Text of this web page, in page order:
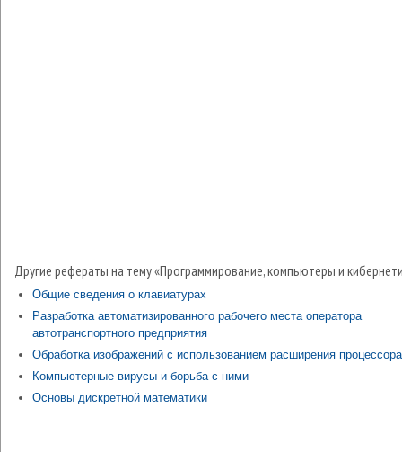
Другие рефераты на тему «Программирование, компьютеры и
Общие сведения о клавиатурах
Разработка автоматизированного рабочего места оператора
автотранспортного предприятия
Обработка изображений с использованием расширения процессора
Компьютерные вирусы и борьба с ними
Основы дискретной математики